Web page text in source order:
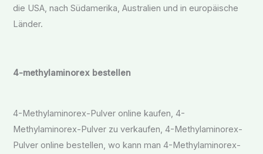
die USA, nach Südamerika, Australien und in europäische
Länder.
4-methylaminorex bestellen
4-Methylaminorex-Pulver online kaufen, 4-
Methylaminorex-Pulver zu verkaufen, 4-Methylaminorex-
Pulver online bestellen, wo kann man 4-Methylaminorex-